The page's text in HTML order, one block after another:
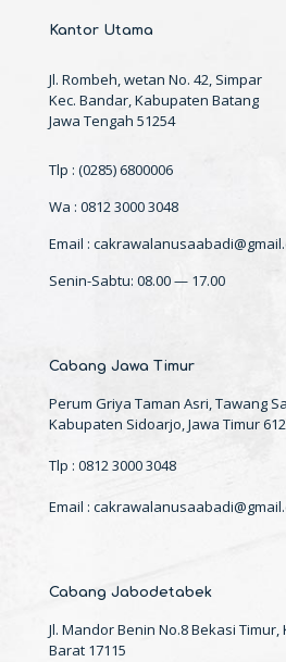
Kantor Utama
Jl. Rombeh, wetan No. 42, Simpar
Kec. Bandar, Kabupaten Batang
Jawa Tengah 51254
Tlp : (0285) 6800006
Wa : 0812 3000 3048
Email :
Senin-Sabtu: 08.00 — 17.00
Cabang Jawa Timur
Perum Griya Taman Asri, Tawang
Kabupaten Sidoarjo, Jawa Timur
Tlp : 0812 3000 3048
Email :
Cabang Jabodetabek
Jl. Mandor Benin No.8 Bekasi Timur,
Barat 17115